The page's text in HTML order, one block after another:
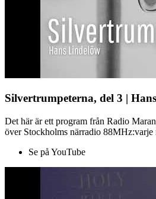
Silvertrumpeterna, del 3 |
Det här är ett program från Radio
över Stockholms närradio
Se på YouTube